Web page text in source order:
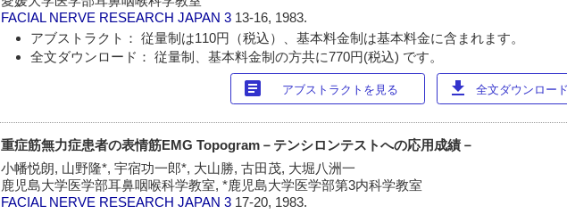
FACIAL NERVE RESEARCH JAPAN 3 13-16, 1983.
アブストラクト： 従量制は110円（税込）、基本料金制は基本料金に含まれます。
全文ダウンロード： 従量制、基本料金制の方共に770円(税込) です。
article アブストラクトを見る download 全文ダウンロー
重症筋無力症患者の表情筋EMG Topogram－テンシロンテストへの応用成績－
小幡悦朗, 山野隆*, 宇宿功一郎*, 大山勝, 古田茂, 大堀八洲一
鹿児島大学医学部耳鼻咽喉科学教室, *鹿児島大学医学部第3内科学教室
FACIAL NERVE RESEARCH JAPAN 3 17-20, 1983.